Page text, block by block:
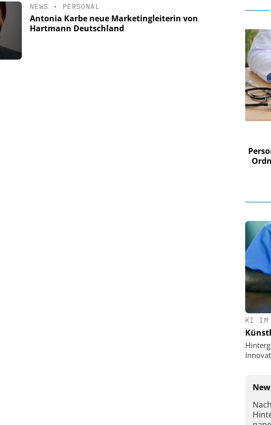
NEWS • PERSONAL
Antonia Karbe neue Marketingleiterin von
Hartmann Deutschland
KI IM